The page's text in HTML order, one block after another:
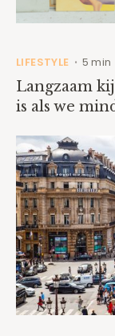
LIFESTYLE • 5 min
Langzaam
is als we